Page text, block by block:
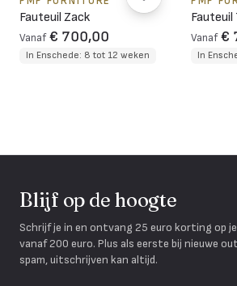
Fauteuil Zack
Vanaf € 700,00
In Enschede: 8 tot 12 weken
Fauteuil
Vanaf €
In
Blijf op de hoogte
Schrijf je in en ontvang 25 euro korting op
vanaf 200 euro. Plus als eerste bij nieuwe
spam, uitschrijven kan altijd.